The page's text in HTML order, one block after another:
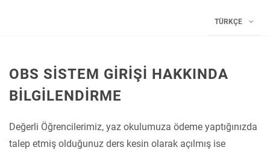
TÜRKÇE
OBS SİSTEM GİRİŞİ HAKKINDA
BİLGİLENDİRME
Değerli Öğrencilerimiz, yaz okulumuza ödeme yaptığınızda
talep etmiş olduğunuz ders kesin olarak açılmış ise